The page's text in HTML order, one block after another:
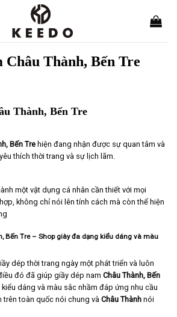
Châu Thành, Bến Tre
Thành, Bến Tre
Bến Tre hiện đang nhận được sự quan tâm và
thích thời trang và sự lịch lãm.
một vật dụng cá nhân cần thiết với mọi
không chỉ nói lên tính cách mà còn thể hiện
Bến Tre – Shop giày đa dạng kiểu dáng và màu
dép thời trang ngày một phát triển và luôn
đó đã giúp giầy dép nam Châu Thành, Bến
dáng và màu sắc nhầm đáp ứng nhu cầu
trên toàn quốc nói chung và Châu Thành nói